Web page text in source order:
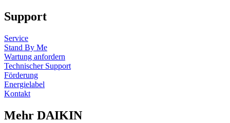
Support
Service
Stand By Me
Wartung anfordern
Technischer Support
Förderung
Energielabel
Kontakt
Mehr DAIKIN